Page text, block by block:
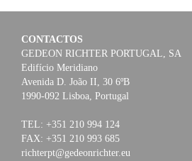
CONTACTOS
GEDEON RICHTER PORTUGAL, SA
Edifício Meridiano
Avenida D. João II, 30 6ºB
1990-092 Lisboa, Portugal
TEL: +351 210 994 124
FAX: +351 210 993 685
richterpt@gedeonrichter.eu